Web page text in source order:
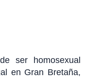
ser homosexual
en Gran Bretaña,